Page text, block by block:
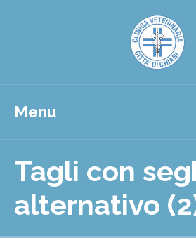
Menu
Tagli con
alternativo